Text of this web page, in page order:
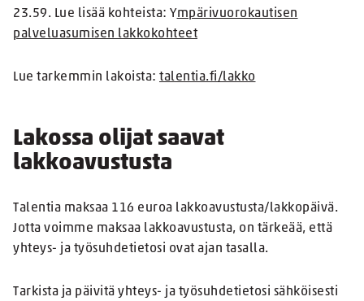
23.59. Lue lisää kohteista: Ympärivuorokautisen
palveluasumisen lakkokohteet
Lue tarkemmin lakoista: talentia.fi/lakko
Lakossa olijat saavat
lakkoavustusta
Talentia maksaa 116 euroa lakkoavustusta/lakkopäivä.
Jotta voimme maksaa lakkoavustusta, on tärkeää, että
yhteys- ja työsuhdetietosi ovat ajan tasalla.
Tarkista ja päivitä yhteys- ja työsuhdetietosi sähköisesti